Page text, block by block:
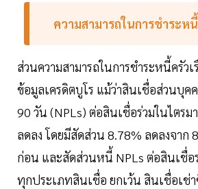
ความสามารถในการชำระห
ส่วนความสามารถในการชำระหนี้ครัว
ข้อมูลเครดิตบูโร แม้ว่าสินเชื่อส่วนบุค
90 วัน (NPLs) ต่อสินเชื่อร่วมในไตร
ลดลง โดยมีสัดส่วน 8.78% ลดลงจาก
ก่อน และสัดส่วนหนี้ NPLs ต่อสินเชื่อ
ทุกประเภทสินเชื่อ ยกเว้น สินเชื่อเช่